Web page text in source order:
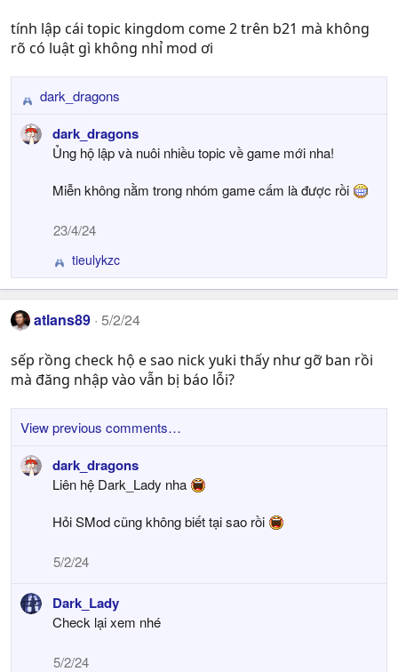
tính lập cái topic kingdom come 2 trên b21 mà không
rõ có luật gì không nhỉ mod ơi
R
e
a
dark_dragons
dark_dragons
Ủng hộ lập và nuôi nhiều topic về game mới nha!
Miễn không nằm trong nhóm game cấm là được rồi
23/4/24
R
e
a
c
o
n
tieulykzc
atlans89 5/2/24
sếp rồng check hộ e sao nick yuki thấy như gỡ ban rồi
mà đăng nhập vào vẫn bị báo lỗi?
View previous comments…
dark_dragons
Liên hệ Dark_Lady nha
Hỏi SMod cũng không biết tại sao rồi
5/2/24
Dark_Lady
Check lại xem nhé
5/2/24